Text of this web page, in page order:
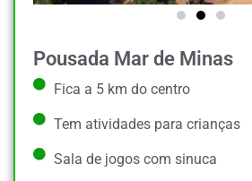
Pousada Mar de Minas
Fica a 5 km do centro
Tem atividades para crianças
Sala de jogos com sinuca